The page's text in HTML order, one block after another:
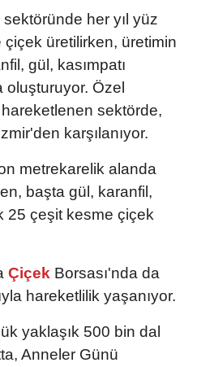
her yıl yüz
üretilirken, üretimin
gül, kasımpatı
Özel
sektörde,
karşılanıyor.
metrekarelik alanda
başta gül, karanfil,
25 çeşit kesme çiçek
Çiçek Borsası'nda da
hareketlilik yaşanıyor.
yaklaşık 500 bin dal
Anneler Günü